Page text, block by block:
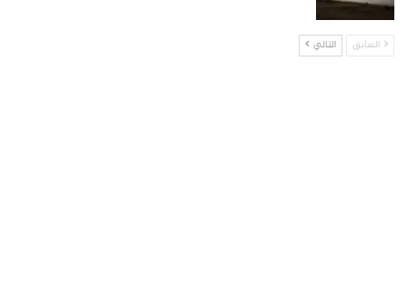
السابق التالي